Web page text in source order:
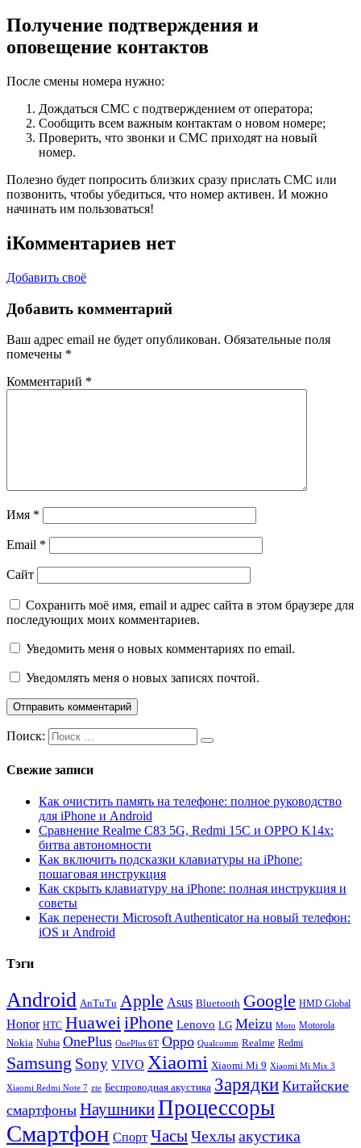
Получение подтверждения и
оповещение контактов
После смены номера нужно:
Дождаться СМС с подтверждением от оператора;
Сообщить всем важным контактам о новом номере;
Проверить, что звонки и СМС приходят на новый
номер.
Полезно будет попросить близких сразу прислать СМС или
позвонить, чтобы убедиться, что номер активен. И можно
начинать им пользоваться!
iКомментариев нет
Добавить своё
Добавить комментарий
Ваш адрес email не будет опубликован. Обязательные поля
помечены *
Комментарий *
Имя *
Email *
Сайт
Сохранить моё имя, email и адрес сайта в этом браузере для
последующих моих комментариев.
Уведомить меня о новых комментариях по email.
Уведомлять меня о новых записях почтой.
Поиск:
Свежие записи
Как очистить память на телефоне: полное руководство
для iPhone и Android
Сравнение Realme C83 5G, Redmi 15C и OPPO K14x:
битва автономности
Как включить подсказки клавиатуры на iPhone:
пошаговая инструкция
Как скрыть клавиатуру на iPhone: полная инструкция и
советы
Как перенести Microsoft Authenticator на новый телефон:
iOS и Android
Тэги
Android AnTuTu Apple Asus Bluetooth Google HMD Global
Honor HTC HuaweiiPhone Lenovo LG Meizu Moto Motorola
Nokia Nubia OnePlus OnePlus 6T Oppo Qualcomm Realme Redmi
Samsung Sony VIVO Xiaomi Xiaomi Mi 9 Xiaomi Mi Mix 3
Xiaomi Redmi Note 7 zte Беспроводная акустика Зарядки Китайские
смартфоны НаушникиПроцессоры
Смартфон Спорт ЧасыЧехлыакустика